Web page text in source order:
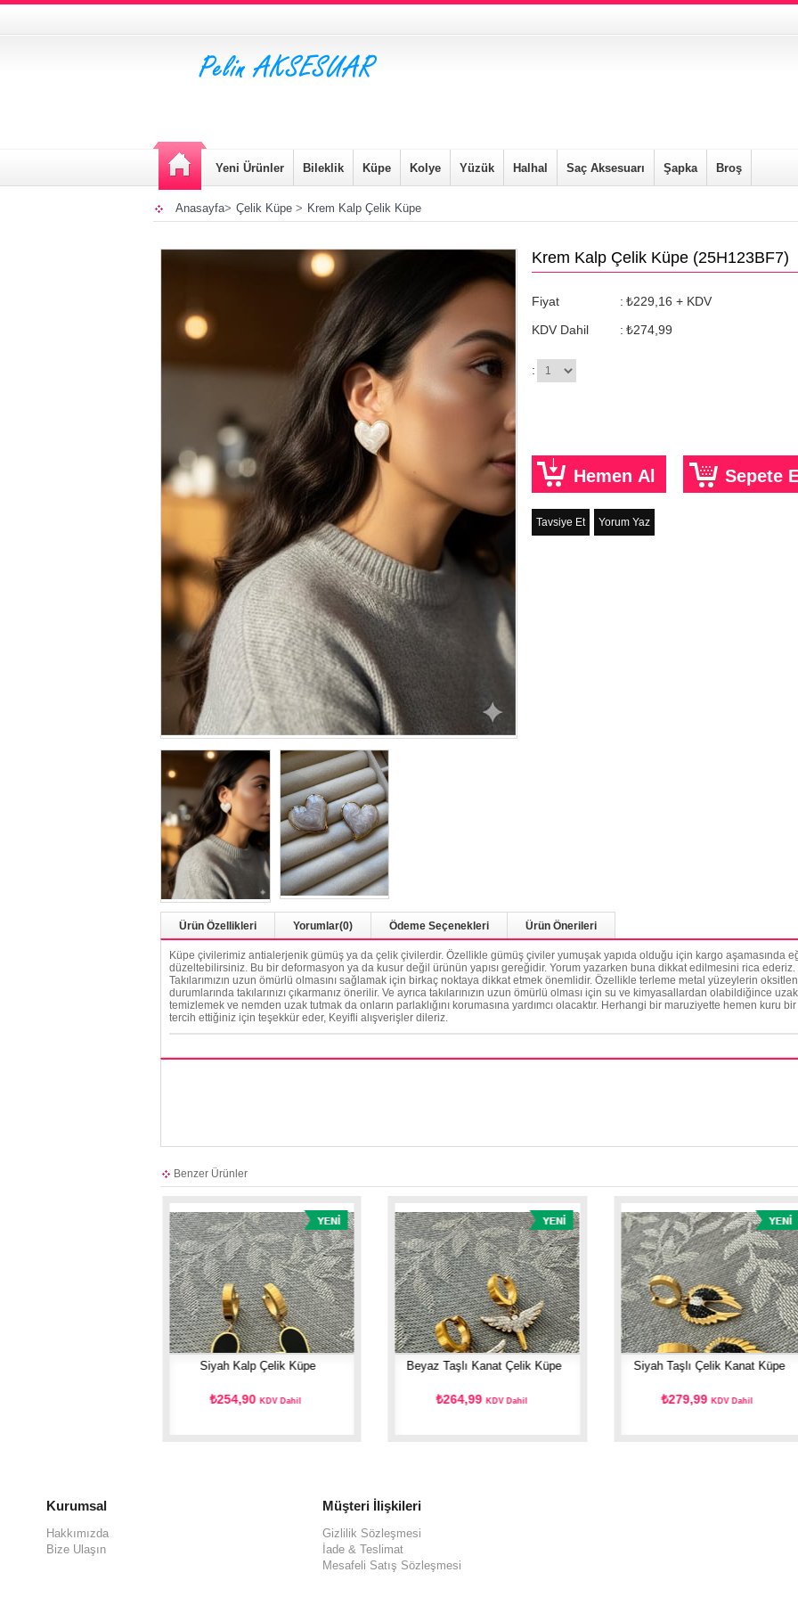
Yeni Ürünler Bileklik Küpe Kolye Yüzük Halhal Saç Aksesuarı Şapka Broş
Anasayfa> Çelik Küpe > Krem Kalp Çelik Küpe
Krem Kalp Çelik Küpe (25H123BF7)
Fiyat : ₺229,16 + KDV
KDV Dahil
: ₺274,99
:
Tavsiye Et Yorum Yaz
Ürün Özellikleri Yorumlar(0) Ödeme Seçenekleri Ürün Önerileri
Küpe çivilerimiz antialerjenik gümüş ya da çelik çivilerdir. Özellikle gümüş çiviler yumuşak yapıda olduğu için kargo aşamasında
düzeltebilirsiniz. Bu bir deformasyon ya da kusur değil ürünün yapısı gereğidir. Yorum yazarken buna dikkat edilmesini rica
Takılarımızın uzun ömürlü olmasını sağlamak için birkaç noktaya dikkat etmek önemlidir. Özellikle terleme metal yüzeylerin
durumlarında takılarınızı çıkarmanız önerilir. Ve ayrıca takılarınızın uzun ömürlü olması için su ve kimyasallardan olabildiğince uzak
temizlemek ve nemden uzak tutmak da onların parlaklığını korumasına yardımcı olacaktır. Herhangi bir maruziyette hemen kuru
tercih ettiğiniz için teşekkür eder, Keyifli alışverişler dileriz.
Benzer Ürünler
Siyah Kalp Çelik Küpe
₺254,90 KDV Dahil
Beyaz Taşlı Kanat Çelik Küpe
₺264,99 KDV Dahil
Siyah Taşlı Çelik Kanat Küpe
₺279,99 KDV Dahil
Kurumsal
Hakkımızda
Bize Ulaşın
Müşteri İlişkileri
Gizlilik Sözleşmesi
İade & Teslimat
Mesafeli Satış Sözleşmesi